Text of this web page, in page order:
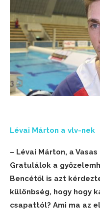
Lévai Márton a vlv-nek
– Lévai Márton, a
Gratulálok a
Bencétől is azt
különbség, hogy hogy
csapattól? Ami ma az